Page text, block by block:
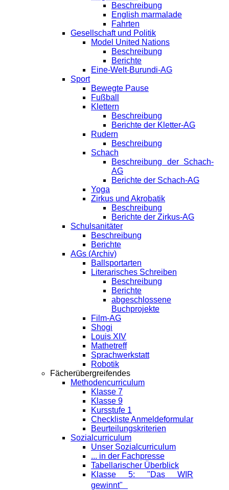
Beschreibung
English marmalade
Fahrten
Gesellschaft und Politik
Model United Nations
Beschreibung
Berichte
Eine-Welt-Burundi-AG
Sport
Bewegte Pause
Fußball
Klettern
Beschreibung
Berichte der Kletter-AG
Rudern
Beschreibung
Schach
Beschreibung der Schach-
AG
Berichte der Schach-AG
Yoga
Zirkus und Akrobatik
Beschreibung
Berichte der Zirkus-AG
Schulsanitäter
Beschreibung
Berichte
AGs (Archiv)
Ballsportarten
Literarisches Schreiben
Beschreibung
Berichte
abgeschlossene
Buchprojekte
Film-AG
Shogi
Louis XIV
Mathetreff
Sprachwerkstatt
Robotik
Fächerübergreifendes
Methodencurriculum
Klasse 7
Klasse 9
Kursstufe 1
Checkliste Anmeldeformular
Beurteilungskriterien
Sozialcurriculum
Unser Sozialcurriculum
... in der Fachpresse
Tabellarischer Überblick
Klasse 5: "Das WIR
gewinnt"